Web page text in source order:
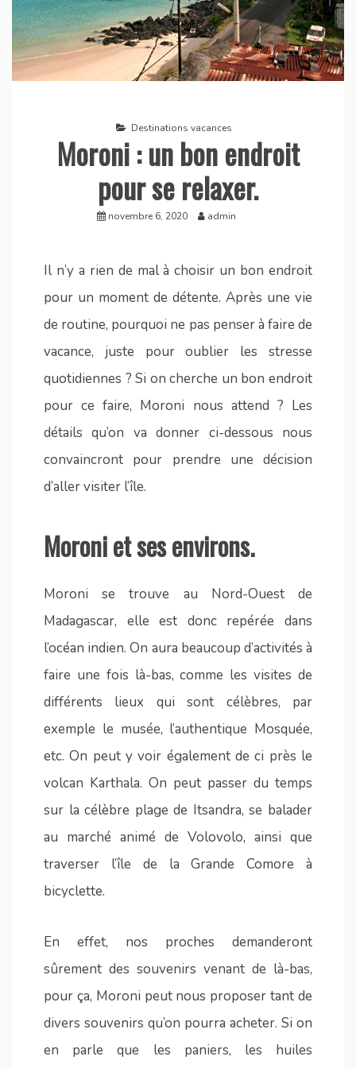
Destinations vacances
Moroni : un bon endroit
pour se relaxer.
novembre 6, 2020 admin
Il n’y a rien de mal à choisir un bon endroit
pour un moment de détente. Après une vie
de routine, pourquoi ne pas penser à faire de
vacance, juste pour oublier les stresse
quotidiennes ? Si on cherche un bon endroit
pour ce faire, Moroni nous attend ? Les
détails qu’on va donner ci-dessous nous
convaincront pour prendre une décision
d’aller visiter l’île.
Moroni et ses environs.
Moroni se trouve au Nord-Ouest de
Madagascar, elle est donc repérée dans
l’océan indien. On aura beaucoup d’activités à
faire une fois là-bas, comme les visites de
différents lieux qui sont célèbres, par
exemple le musée, l’authentique Mosquée,
etc. On peut y voir également de ci près le
volcan Karthala. On peut passer du temps
sur la célèbre plage de Itsandra, se balader
au marché animé de Volovolo, ainsi que
traverser l’île de la Grande Comore à
bicyclette.
En effet, nos proches demanderont
sûrement des souvenirs venant de là-bas,
pour ça, Moroni peut nous proposer tant de
divers souvenirs qu’on pourra acheter. Si on
en parle que les paniers, les huiles